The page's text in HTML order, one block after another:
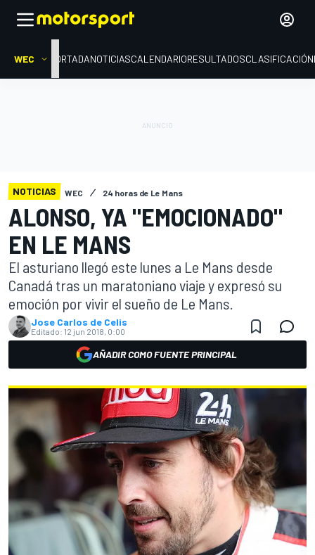
WEC PORTADANOTICIASCALENDARIORESULTADOSCLASIFICACIÓN
NOTICIAS WEC 24 horas de Le Mans
ALONSO, YA "EMOCIONADO"
EN LE MANS
El asturiano llegó este lunes a Le Mans desde
Canadá tras un maratoniano viaje y expresó su
emoción por vivir el sueño de Le Mans.
Jose Carlos de Celis
Editado: 12 jun 2018, 0:00
AÑADIR COMO FUENTE PRINCIPAL